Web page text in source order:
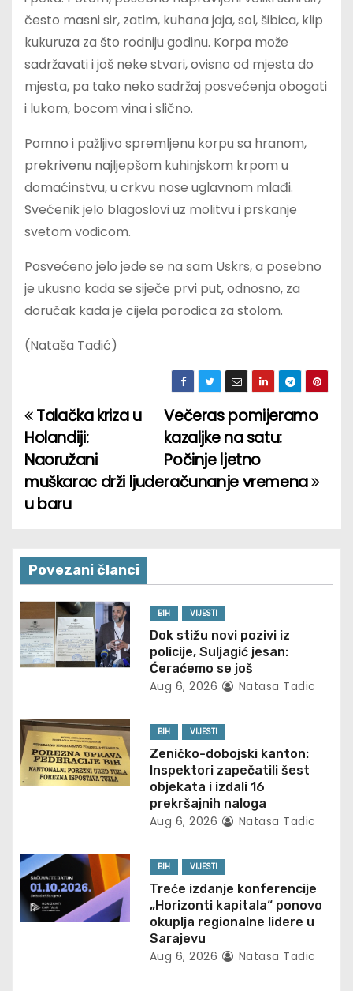
često masni sir, zatim, kuhana jaja, sol, šibica, klip
kukuruza za što rodniju godinu. Korpa može
sadržavati i još neke stvari, ovisno od mjesta do
mjesta, pa tako neko sadržaj posvećenja obogati
i lukom, bocom vina i slično.
Pomno i pažljivo spremljenu korpu sa hranom,
prekrivenu najljepšom kuhinjskom krpom u
domaćinstvu, u crkvu nose uglavnom mlađi.
Svećenik jelo blagoslovi uz molitvu i prskanje
svetom vodicom.
Posvećeno jelo jede se na sam Uskrs, a posebno
je ukusno kada se siječe prvi put, odnosno, za
doručak kada je cijela porodica za stolom.
(Nataša Tadić)
P
o
s
n
a
v
i
a
t
i
n
Večeras pomijeramo
kazaljke na satu:
Počinje ljetno
računanje vremena
Talačka kriza u
Holandiji:
Naoružani
muškarac drži ljude
u baru
Povezani članci
BIH VIJESTI
Dok stižu novi pozivi iz
policije, Suljagić jesan:
Ćeraćemo se još
Aug 6, 2026 Natasa Tadic
BIH VIJESTI
Zeničko-dobojski kanton:
Inspektori zapečatili šest
objekata i izdali 16
prekršajnih naloga
Aug 6, 2026 Natasa Tadic
BIH VIJESTI
Treće izdanje konferencije
„Horizonti kapitala“ ponovo
okuplja regionalne lidere u
Sarajevu
Aug 6, 2026 Natasa Tadic